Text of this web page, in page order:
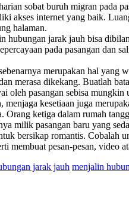
sobat buruh migran pada
akses internet yang baik.
halaman.
hubungan jarak jauh bisa
pada pasangan dan
merupakan hal yang
merasa dikekang. Buatlah
oleh pasangan sebisa
kesetiaan juga
Orang ketiga dalam rumah
milik pasangan baru yang
bersikap romantis. Cobalah
membuat pesan-pesan, video
jarak jauh menjalin